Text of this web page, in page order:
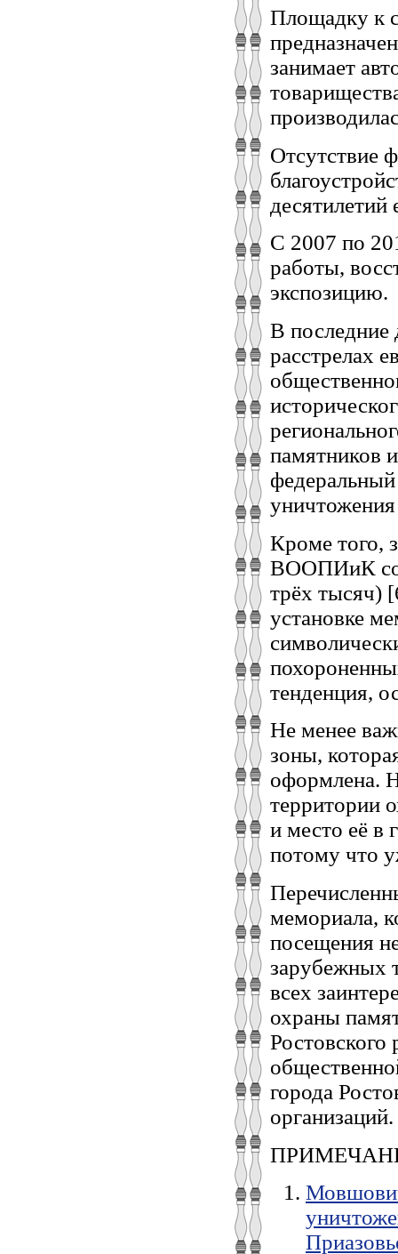
Площадку к
занимает
Отсутствие
С 2007 по
работы,
экспозицию.
В последние
расстрелах
памятников
федеральный
уничтожения
Кроме того,
ВООПИиК
трёх тысяч)
установке
тенденция,
Не менее
зоны,
оформлена.
территории
и место её в
потому что
мемориала,
посещения
зарубежных
всех
охраны
Ростовского
города
организаций.